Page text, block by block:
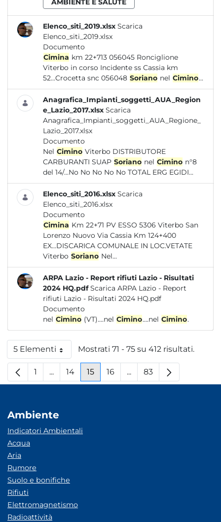
AMBIENTE E SALUTE
Elenco_siti_2019.xlsx Scarica
Elenco_siti_2019.xlsx
Documento
Cimina km 22+713 056045 Ronciglione
Viterbo in corso Incidente ss Cassia km
52...Crocetta snc 056048 Soriano nel Cimino...
Anagrafica_Impianti_soggetti_AUA_Region
e_Lazio_2017.xlsx Scarica
Anagrafica_Impianti_soggetti_AUA_Regione_
Lazio_2017.xlsx
Documento
Nel Cimino Viterbo DISTRIBUTORE
CARBURANTI SUAP Soriano nel Cimino n°8
del 14/...No No No No No TOTAL ERG EGIDI...
Elenco_siti_2016.xlsx Scarica
Elenco_siti_2016.xlsx
Documento
Cimina Km 22+71 PV ESSO 5306 Viterbo San
Lorenzo Nuovo Via Cassia Km 124+400
EX...DISCARICA COMUNALE IN LOC.VETATE
Viterbo Soriano Nel...
ARPA Lazio - Report rifiuti Lazio - Risultati
2024 HQ.pdf Scarica ARPA Lazio - Report
rifiuti Lazio - Risultati 2024 HQ.pdf
Documento
nel Cimino (VT)....nel Cimino....nel Cimino.
5 ElementiPer paginaMostrati 71 - 75 su 412 risultati.
Pagina
1 ...Pagine intermedie
Pagina
14 Pagina
15 Pagina
16 ...Pagine intermedie
Pagina
83
Ambiente
Indicatori Ambientali
Acqua
Aria
Rumore
Suolo e bonifiche
Rifiuti
Elettromagnetismo
Radioattività